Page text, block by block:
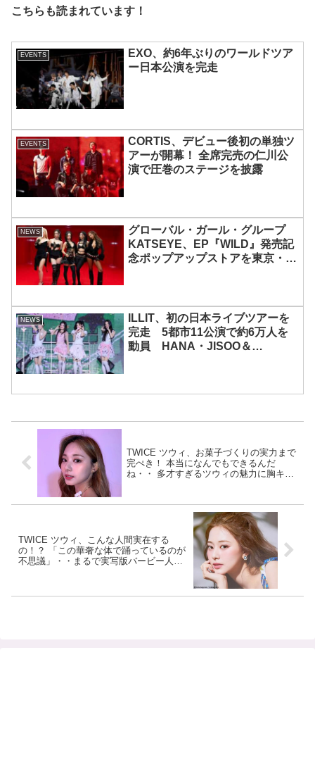
こちらも読まれています！
EVENTS
EXO、約6年ぶりのワールドツア
ー日本公演を完走
EVENTS
CORTIS、デビュー後初の単独ツ
アーが開幕！ 全席完売の仁川公
演で圧巻のステージを披露
NEWS
グローバル・ガール・グループ
KATSEYE、EP『WILD』発売記
念ポップアップストアを東京・原
NEWS
ILLIT、初の日本ライブツアーを
完走 5都市11公演で約6万人を
動員 HANA・JISOO＆
TWICE ツウィ、お菓子づくりの実力まで
完ぺき！ 本当になんでもできるんだ
ね・・ 多才すぎるツウィの魅力に胸キュ
TWICE ツウィ、こんな人間実在する
の！？ 「この華奢な体で踊っているのが
不思議」・・まるで実写版バービー人形